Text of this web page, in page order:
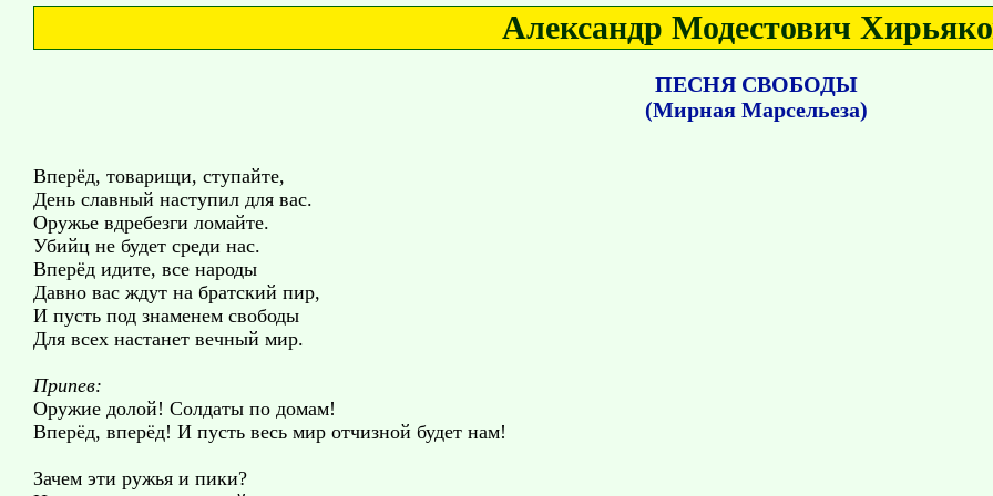
Александр Модестович
ПЕСНЯ СВОБОДЫ
(Мирная Марсельеза)
Вперёд, товарищи, ступайте,
День славный наступил для вас.
Оружье вдребезги ломайте.
Убийц не будет среди нас.
Вперёд идите, все народы
Давно вас ждут на братский пир,
И пусть под знаменем свободы
Для всех настанет вечный мир.
Припев:
Оружие долой! Солдаты по домам!
Вперёд, вперёд! И пусть весь мир отчизной будет нам!
Зачем эти ружья и пики?